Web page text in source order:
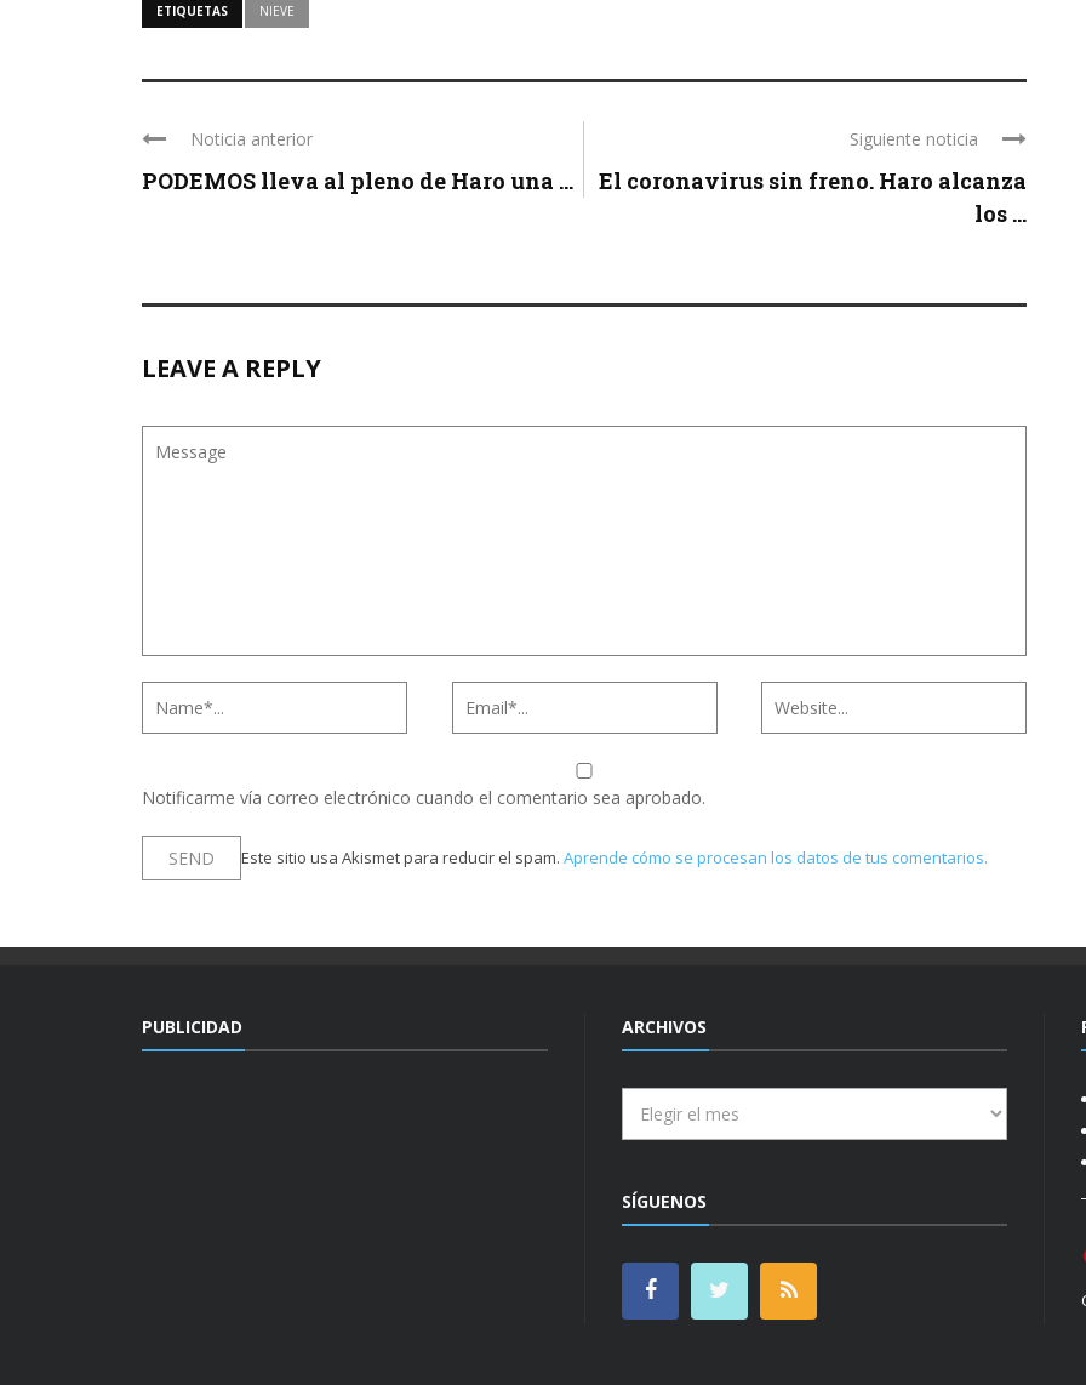
ETIQUETAS NIEVE
Noticia anterior
PODEMOS lleva al pleno de Haro una ...
Siguiente noticia
El coronavirus sin freno. Haro alcanza
los ...
LEAVE A REPLY
Notificarme vía correo electrónico cuando el comentario sea aprobado.
Este sitio usa Akismet para reducir el spam. Aprende cómo se procesan los datos de tus comentarios.
PUBLICIDAD ARCHIVOS
SÍGUENOS